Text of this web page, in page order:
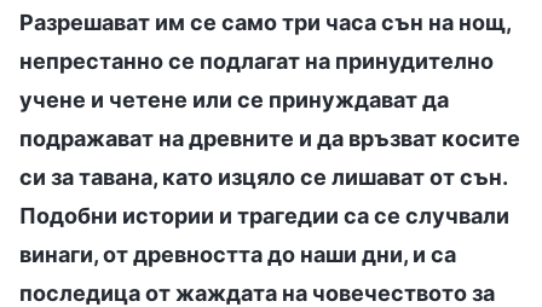
Разрешават им се само три часа сън на нощ,
непрестанно се подлагат на принудително
учене и четене или се принуждават да
подражават на древните и да връзват косите
си за тавана, като изцяло се лишават от сън.
Подобни истории и трагедии са се случвали
винаги, от древността до наши дни, и са
последица от жаждата на човечеството за